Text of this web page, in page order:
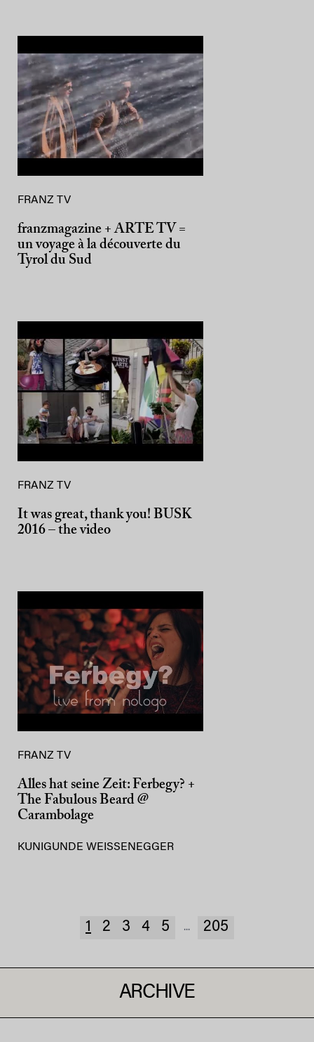
FRANZ TV
franzmagazine + ARTE TV =
un voyage à la découverte du
Tyrol du Sud
FRANZ TV
It was great, thank you! BUSK
2016 – the video
FRANZ TV
Alles hat seine Zeit: Ferbegy? +
The Fabulous Beard @
Carambolage
KUNIGUNDE WEISSENEGGER
1 2 3 4 5 ... 205
ARCHIVE